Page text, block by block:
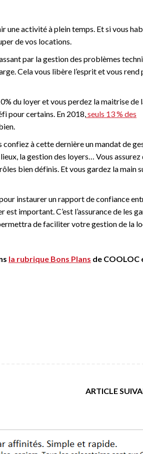
une activité à plein temps. Et si vous
de vos locations.
par la gestion des problèmes
Cela vous libère l’esprit et vous rend
du loyer et vous perdez la maitrise de
pour certains. En 2018,seuls 13 % des
confiez à cette dernière un mandat de
la gestion des loyers… Vous assurez
bien définis. Et vous gardez la main
instaurer un rapport de confiance
important. C’est l’assurance de les
de faciliter votre gestion de la
la rubrique Bons Plans de COOLOC
ARTICLE